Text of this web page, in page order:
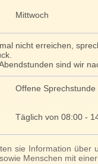
Mittwoch
nicht erreichen,
sind wir
Offene Sprechstunde
Täglich von 08:00 -
sie Information über
Menschen mit